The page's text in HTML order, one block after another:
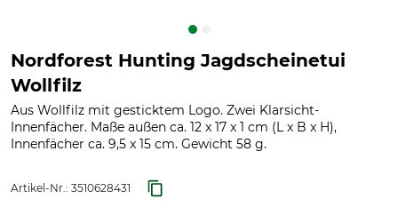
Nordforest Hunting Jagdscheinetui
Wollfilz
Aus Wollfilz mit gesticktem Logo. Zwei Klarsicht-
Innenfächer. Maße außen ca. 12 x 17 x 1 cm (L x B x H),
Innenfächer ca. 9,5 x 15 cm. Gewicht 58 g.
Artikel-Nr.: 3510628431